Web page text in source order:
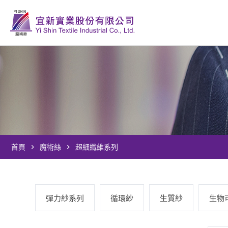
首頁 魔術絲 超細纖維系列
彈力紗系列 循環紗 生質紗 生物